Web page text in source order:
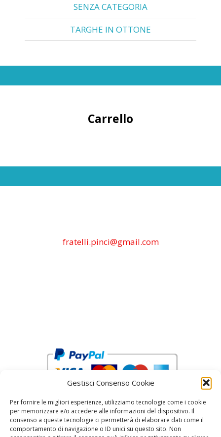
Gestisci Consenso Cookie
Per fornire le migliori esperienze, utilizziamo tecnologie come i cookie
per memorizzare e/o accedere alle informazioni del dispositivo. Il
consenso a queste tecnologie ci permetterà di elaborare dati come il
comportamento di navigazione o ID unici su questo sito. Non
SENZA CATEGORIA
TARGHE IN OTTONE
Carrello
fratelli.pinci@gmail.com